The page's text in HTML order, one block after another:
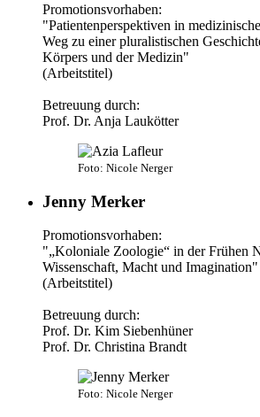
Promotionsvorhaben:
"Patientenperspektiven in
Weg zu einer pluralistischen
Körpers und der Medizin"
(Arbeitstitel)
Betreuung durch:
Prof. Dr. Anja Laukötter
Foto: Nicole Nerger
Jenny Merker
Promotionsvorhaben:
"„Koloniale Zoologie“ in der Frühen
Wissenschaft, Macht und Imagination"
(Arbeitstitel)
Betreuung durch:
Prof. Dr. Kim Siebenhüner
Prof. Dr. Christina Brandt
Foto: Nicole Nerger